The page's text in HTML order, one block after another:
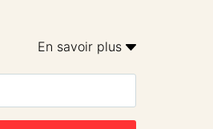
En savoir plus